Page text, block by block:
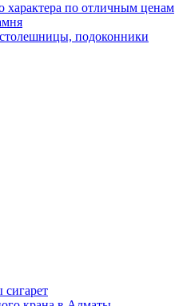
характера по отличным ценам
подоконники